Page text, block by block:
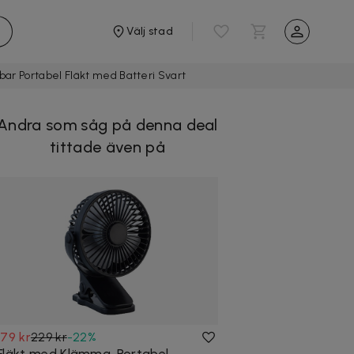
Välj stad
Portabel Fläkt med Batteri Svart
som såg på denna deal
tittade även på
kr229 kr-22%